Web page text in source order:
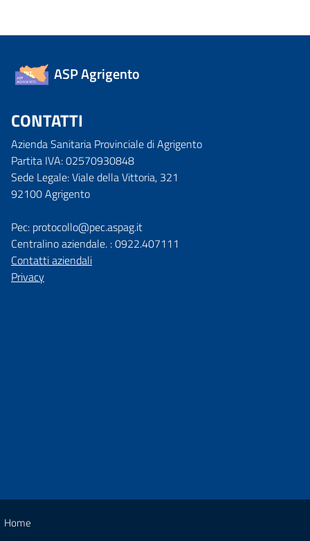
ASP Agrigento
CONTATTI
Azienda Sanitaria Provinciale di Agrigento
Partita IVA: 02570930848
Sede Legale: Viale della Vittoria, 321
92100 Agrigento
Pec: protocollo@pec.aspag.it
Centralino aziendale. : 0922.407111
Contatti aziendali
Privacy
Home